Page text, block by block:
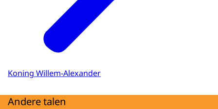
Koning Willem-Alexander
Andere talen